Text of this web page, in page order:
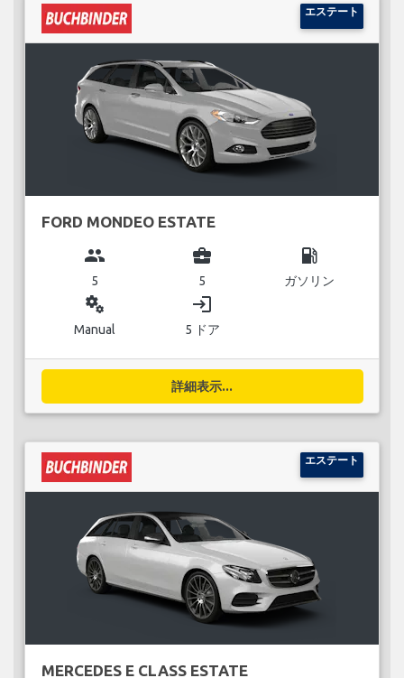
エステート
FORD MONDEO ESTATE
group
5
business_center
5
local_gas_station
ガソリン
miscellaneous_services
Manual
login
5 ドア
詳細表示...
エステート
MERCEDES E CLASS ESTATE